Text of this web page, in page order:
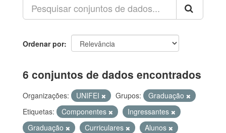
Ordenar por
6 conjuntos de dados encontrados
Organizações: UNIFEI Grupos:
Graduação
Etiquetas:
Componentes
Ingressantes
Graduação
Curriculares
Alunos